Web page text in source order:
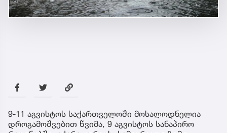
9-11 აგვისტოს საქართველოში მოსალოდნელია
დროგამოშვებით წვიმა, 9 აგვისტოს სანაპირო